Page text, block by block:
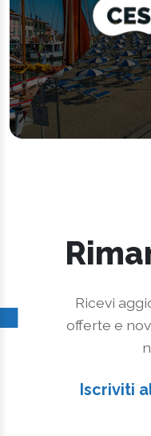
Ricevi
offerte e
Iscriviti